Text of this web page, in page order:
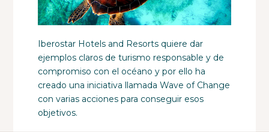
Iberostar Hotels and Resorts quiere dar
ejemplos claros de turismo responsable y de
compromiso con el océano y por ello ha
creado una iniciativa llamada Wave of Change
con varias acciones para conseguir esos
objetivos.